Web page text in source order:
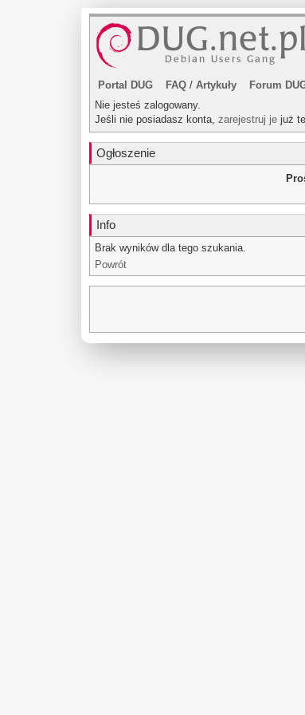
Portal DUG FAQ / Artykuły Forum
Nie jesteś zalogowany.
Jeśli nie posiadasz konta, zarejestruj je już
Ogłoszenie
Info
Brak wyników dla tego szukania.
Powrót